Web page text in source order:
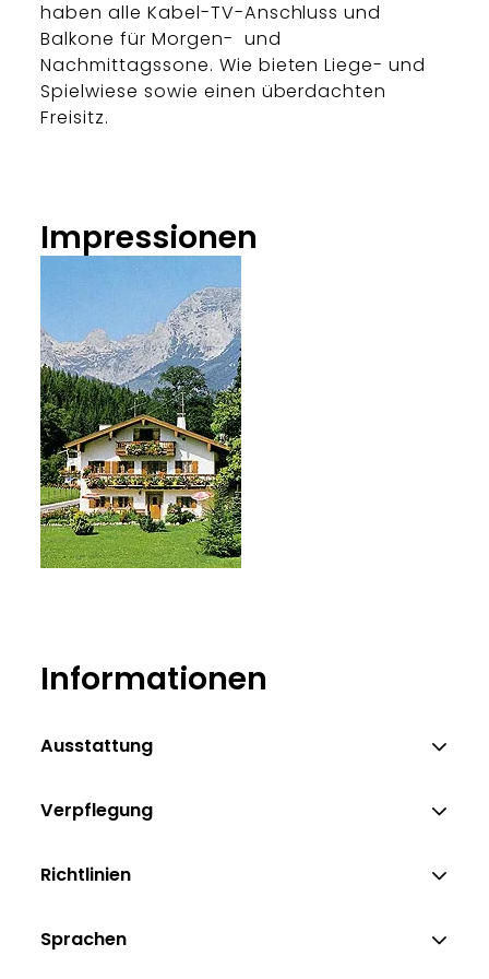
haben alle Kabel-TV-Anschluss und
Balkone für Morgen- und
Nachmittagssone. Wie bieten Liege- und
Spielwiese sowie einen überdachten
Freisitz.
Impressionen
Informationen
Ausstattung
Verpflegung
Richtlinien
Sprachen